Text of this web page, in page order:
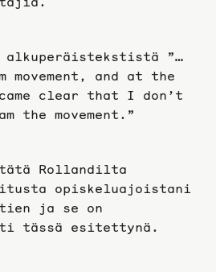
alkuperäistekstistä ”…
movement, and at the
clear that I don’t
the movement.”
Rollandilta
opiskeluajoistani
ja se on
tässä esitettynä.